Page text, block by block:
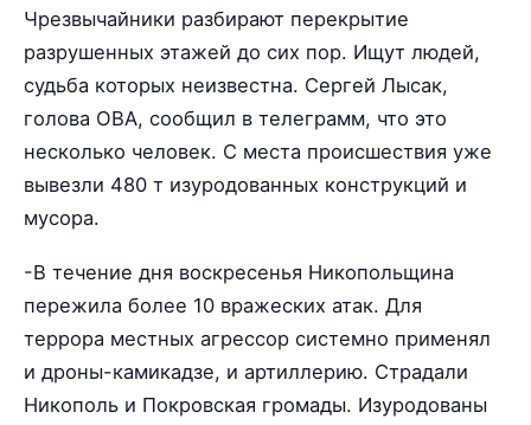
Чрезвычайники разбирают перекрытие
разрушенных этажей до сих пор. Ищут людей,
судьба которых неизвестна. Сергей Лысак,
голова ОВА, сообщил в телеграмм, что это
несколько человек. С места происшествия уже
вывезли 480 т изуродованных конструкций и
мусора.
-В течение дня воскресенья Никопольщина
пережила более 10 вражеских атак. Для
террора местных агрессор системно применял
и дроны-камикадзе, и артиллерию. Страдали
Никополь и Покровская громады. Изуродованы